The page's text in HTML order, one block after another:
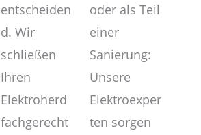
entscheiden
d. Wir
schließen
Ihren
Elektroherd
fachgerecht
oder als Teil
einer
Sanierung:
Unsere
Elektroexper
ten sorgen